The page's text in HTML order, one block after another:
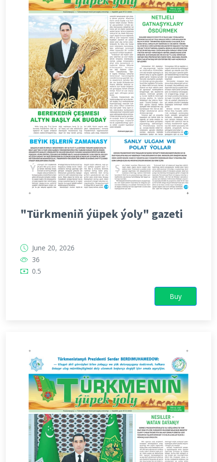
"Türkmeniň ýüpek ýoly" gazeti
June 20, 2026
36
0.5
Buy